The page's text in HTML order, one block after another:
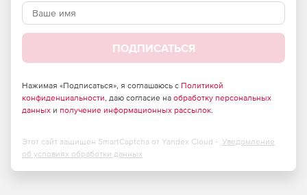
ПОДПИСАТЬСЯ
Нажимая «Подписаться», я соглашаюсь с Политикой
конфиденциальности, даю согласие на обработку персональных
данных и получение информационных рассылок.
Этот сайт защищен SmartCaptcha от Yandex Cloud - Уведомление
об условиях обработки данных